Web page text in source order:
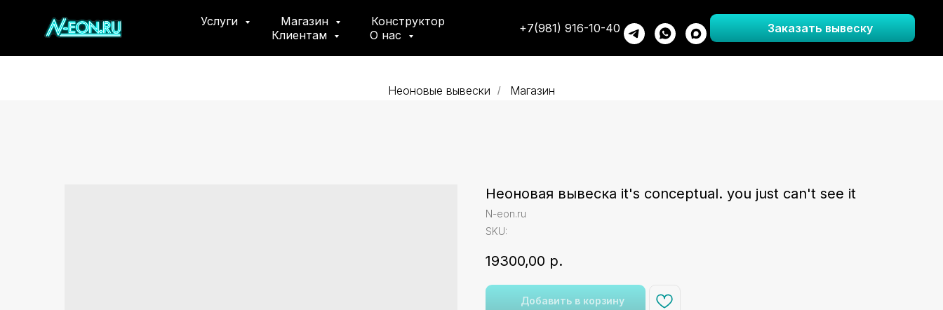
Услуги Магазин
Конструктор
Клиентам
О нас +7(981) 916-10-40 Заказать вывеску
Неоновые вывески / Магазин
Неоновая вывеска it's conceptual. you just can't see it
N-eon.ru
SKU:
19300,00 р.
Добавить в корзину